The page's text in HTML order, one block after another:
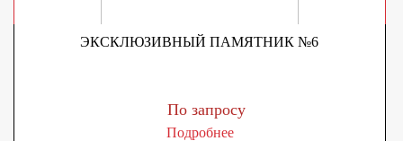
ЭКСКЛЮЗИВНЫЙ ПАМЯТНИК №6
По запросу
Подробнее